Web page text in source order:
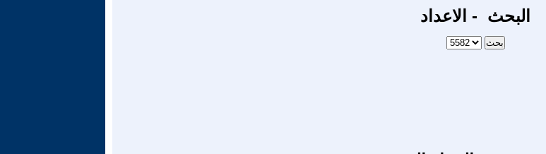
البحث - الاعداد